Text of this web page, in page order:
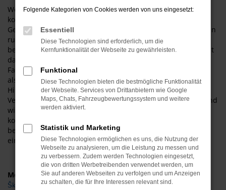
Wer Qualität mit einem unschlagbar günstigen Preis
kombinieren möchte, landet schnell bei einem Škoda
Gebrauchtwagen. Für Peine und Umgebung erwerben Sie ein
rundum geeignetes Fahrzeug, das Sie über viele Jahre treu
begleiten wird. Ein Pluspunkt von Škoda Gebrauchtwagen ist
das exzellente Image des Herstellers. Die Langlebigkeit der
Fahrzeuge und deren gute Verarbeitung ist sowohl in Peine
als auch anderswo bekannt und hält jedem Vergleich stand.
Hinzu kommt, dass Sie beim Autoservice Meißner mit
Vertrauen kaufen. Unser Unternehmen existiert seit 1997 und
wird vom Inhaber geführt. Wenn Sie aus Peine zu uns
kommen, werden Sie auf Wunsch vom Chef persönlich
bedient und dürfen sich auf einen rundum gepflegten und
einwandfreien Škoda Gebrauchtwagen freuen.
Modelle
Škoda Fabia Gebrauchtwagen Peine
Folgende Kategorien von Cookies werden von uns eingesetzt:
Essentiell
Diese Technologien sind erforderlich, um die
Kernfunktionalität der Webseite zu gewährleisten.
Funktional
Diese Technologien bieten die bestmögliche Funktionalität
der Webseite. Services von Drittanbietern wie Google
Maps, Chats, Fahrzeugbewertungssystem und weitere
werden aktiviert.
Statistik und Marketing
Diese Technologien ermöglichen es uns, die Nutzung der
Webseite zu analysieren, um die Leistung zu messen und
zu verbessern. Zudem werden Technologien eingesetzt,
die von dritten Werbetreibenden verwendet werden, um
Sie auf anderen Webseiten zu verfolgen und um Anzeigen
zu schalten, die für Ihre Interessen relevant sind.